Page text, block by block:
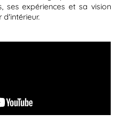
ses expériences et sa vision